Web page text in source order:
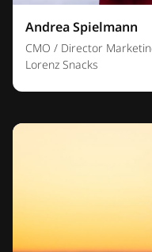
Andrea Spielmann
CMO / Director
Lorenz Snacks